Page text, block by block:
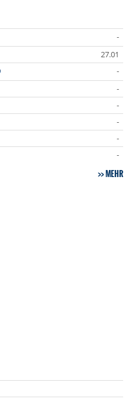
-
27.01
-
-
-
-
-
-
MEHR